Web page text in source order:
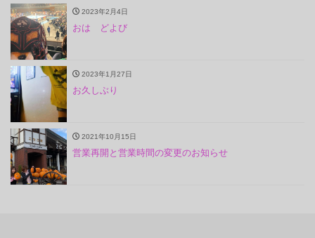
2023年2月4日
おは どよび
2023年1月27日
お久しぶり
2021年10月15日
営業再開と営業時間の変更のお知らせ